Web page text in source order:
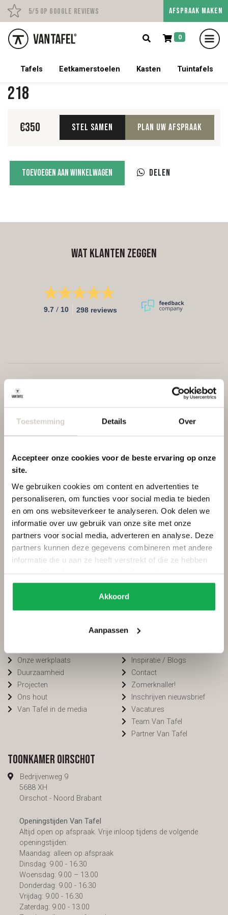
Toestemming Details Over
Accepteer onze cookies voor de beste ervaring op onze
site.
We gebruiken cookies om content en advertenties te
personaliseren, om functies voor social media te bieden
en om ons websiteverkeer te analyseren. Ook delen we
informatie over uw gebruik van onze site met onze
partners voor social media, adverteren en analyse. Deze
partners kunnen deze gegevens combineren met andere
informatie die u aan ze heeft verstrekt of die ze hebben
Akkoord
Aanpassen
5/5 op Google Reviews Persoonlijk advies op
AFSPRAAK MAKEN
0
5% korting op een tafel met stoelen!
Tafels Eetkamerstoelen Kasten Tuintafels
218
€350 Stel samen Plan uw afspraak
aantalToevoegen aan winkelwagen Delen
Wat klanten zeggen
9.7 / 10 298 reviews
Categorieën
Ovale tafels
Deens ovale tafels
Fins ovale tafels
Plat ovale tafels
Organische tafels
Rechthoekige tafels
Boomstamtafels
Onderhoud
Onderhoud tuinmeubels
Bestellen
Betalen
Bezorging
Voorwaarden
Privacy
Onze werkplaats
Duurzaamheid
Projecten
Ons hout
Van Tafel in de media
Winkelen bij
Inspiratie / Blogs
Contact
Zomerknaller!
Inschrijven nieuwsbrief
Vacatures
Team Van Tafel
Partner Van Tafel
Toonkamer Oirschot
Bedrijvenweg 9
5688 XH
Oirschot - Noord Brabant
Openingstijden Van Tafel
Altijd open op afspraak. Vrije inloop tijdens de volgende
openingstijden:
Maandag: alleen op afspraak
Dinsdag: 9.00 - 16.30
Woensdag: 9.00 – 13.00
Donderdag: 9.00 - 16.30
Vrijdag: 9.00 - 16.30
Zaterdag: 9.00 - 13.00